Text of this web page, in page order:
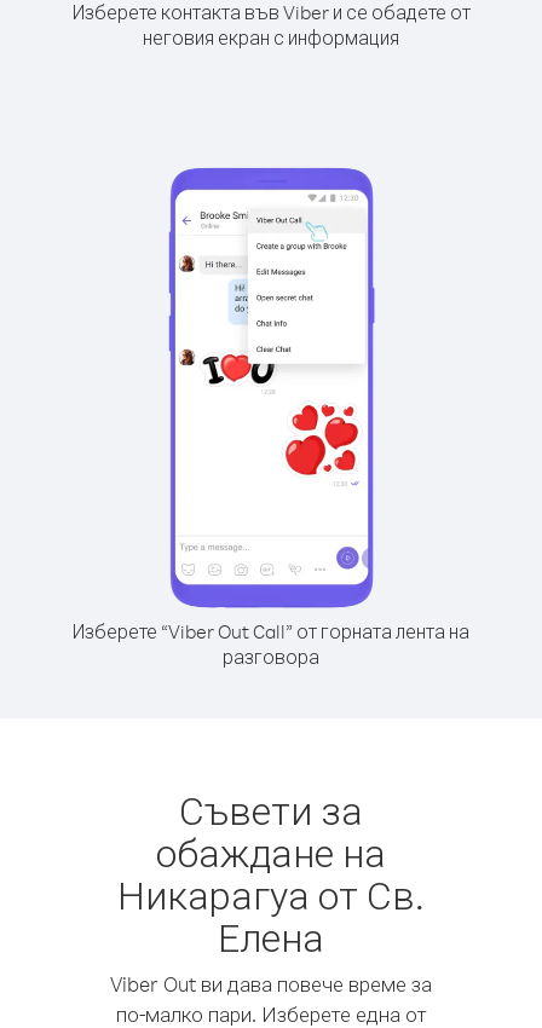
Изберете контакта във Viber и се обадете от
неговия екран с информация
Изберете “Viber Out Call” от горната лента на
разговора
Съвети за
обаждане на
Никарагуа от Св.
Елена
Viber Out ви дава повече време за
по-малко пари. Изберете една от